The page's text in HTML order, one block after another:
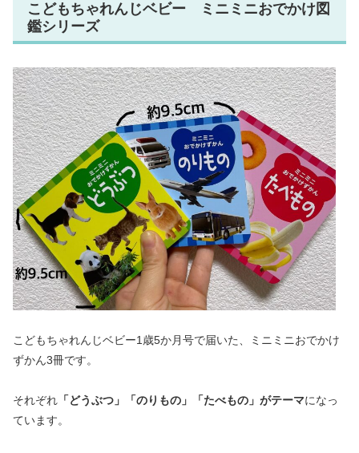
こどもちゃれんじベビー ミニミニおでかけ図
鑑シリーズ
こどもちゃれんじベビー1歳5か月号で届いた、ミニミニおでかけ
ずかん3冊です。
それぞれ 「どうぶつ」「のりもの」「たべもの」がテーマになっ
ています。